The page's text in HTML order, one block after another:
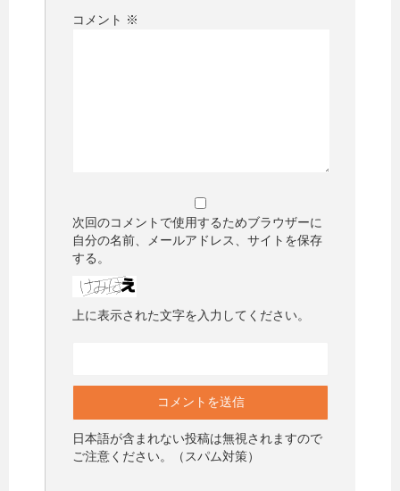
コメント ※
次回のコメントで使用するためブラウザーに
自分の名前、メールアドレス、サイトを保存
する。
上に表示された文字を入力してください。
日本語が含まれない投稿は無視されますので
ご注意ください。（スパム対策）